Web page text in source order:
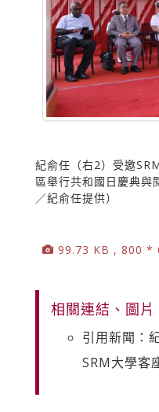
紀俞任（右2）受邀
區舉行共和國日慶典與
／紀俞任提供）
99.73 KB , 800 *
相關連結、圖片
引用新聞：
SRM大學客